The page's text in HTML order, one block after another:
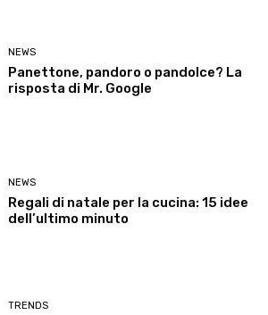
NEWS
Panettone, pandoro o pandolce? La
risposta di Mr. Google
NEWS
Regali di natale per la cucina: 15 idee
dell’ultimo minuto
TRENDS